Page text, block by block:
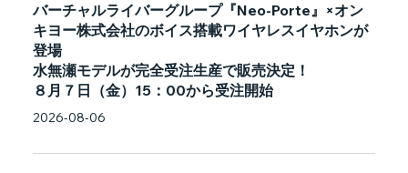
バーチャルライバーグループ『Neo-Porte』×オン
キヨー株式会社のボイス搭載ワイヤレスイヤホンが
登場
水無瀬モデルが完全受注生産で販売決定！
８月７日（金）15：00から受注開始
2026-08-06